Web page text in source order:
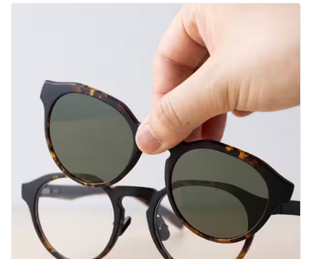
アフターサービス
会社情報
会社概要
パリミキについて